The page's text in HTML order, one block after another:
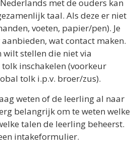
met de ouders kan
taal. Als deze er niet
voeten, papier/pen). Je
wat contact maken.
stellen die niet via
inschakelen (voorkeur
tolk i.p.v. broer/zus).
weten of de leerling al naar
belangrijk om te weten welke
talen de leerling beheerst.
intakeformulier.